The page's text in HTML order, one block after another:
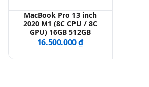
MacBook Pro 13 inch
2020 M1 (8C CPU / 8C
GPU) 16GB 512GB
16.500.000 ₫